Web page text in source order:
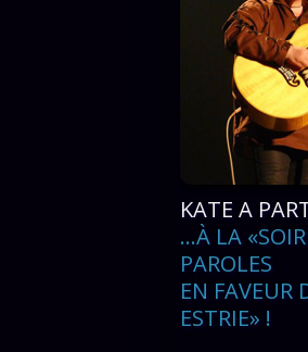
KATE A
...À LA
PAROLES
EN FAVEUR
ESTRIE» !